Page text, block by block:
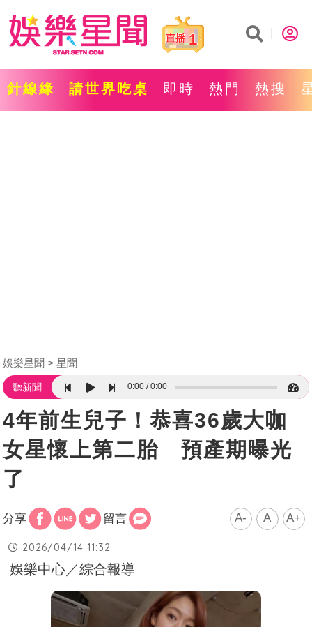
1
針線緣 請世界吃桌 即時 熱門 熱搜
娛樂星聞 星聞
聽新聞 0:00 0:00
4年前生兒子！恭喜36歲大咖
女星懷上第二胎 預產期曝光
了
分享 留言 A- A A+
2026/04/14 11:32
娛樂中心／綜合報導